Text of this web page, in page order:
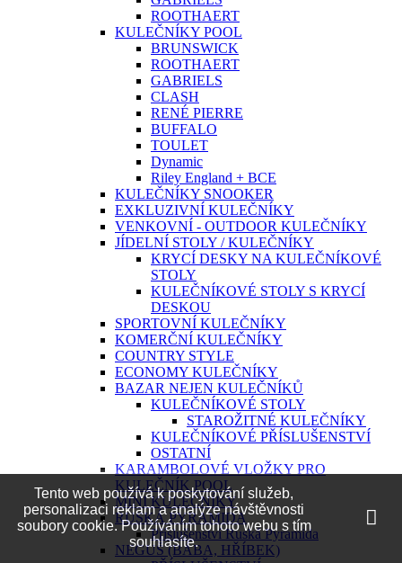
ROOTHAERT
KULEČNÍKY POOL
BRUNSWICK
ROOTHAERT
GABRIELS
CLASH
RENÉ PIERRE
BUFFALO
TOULET
Dynamic
Riley England + BCE
KULEČNÍKY SNOOKER
EXKLUZIVNÍ KULEČNÍKY
VENKOVNÍ - OUTDOOR KULEČNÍKY
JÍDELNÍ STOLY / KULEČNÍKY
KRYCÍ DESKY NA KULEČNÍKOVÉ
STOLY
KULEČNÍKOVÉ STOLY S KRYCÍ
DESKOU
SPORTOVNÍ KULEČNÍKY
KOMERČNÍ KULEČNÍKY
COUNTRY STYLE
ECONOMY KULEČNÍKY
BAZAR NEJEN KULEČNÍKŮ
KULEČNÍKOVÉ STOLY
STAROŽITNÉ KULEČNÍKY
KULEČNÍKOVÉ PŘÍSLUŠENSTVÍ
OSTATNÍ
KARAMBOLOVÉ VLOŽKY PRO
KULEČNÍK POOL
MINI KULEČNÍKY
RUSKÁ PYRAMIDA
Příslušenství Ruská Pyramida
NEGUŠ (BÁBA, HŘÍBEK)
Tento web používá k poskytování služeb,
personalizaci reklam a analýze návštěvnosti
soubory cookie. Používáním tohoto webu s tím
souhlasíte.